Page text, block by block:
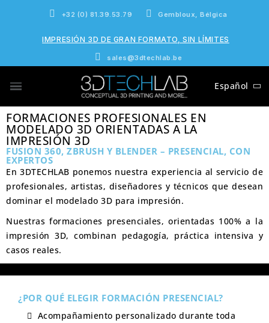
+32 (0) 81.39.53.79 Gembloux, Bélgica
IMPRESIÓN 3D DE GRAN FORMATO, SIN LÍMITES
sales@3dtechlab.be
Español
FORMACIONES PROFESIONALES EN
MODELADO 3D ORIENTADAS A LA
IMPRESIÓN 3D
FUSION 360, ZBRUSH Y BLENDER – PRESENCIAL, CON
EXPERTOS
En3DTECHLAB ponemos nuestra experiencia al servicio de
profesionales, artistas, diseñadores y técnicos que desean
dominar el modelado 3D para impresión.
Nuestras formaciones presenciales, orientadas 100% a la
impresión 3D, combinan pedagogía, práctica intensiva y
casos reales.
¿POR QUÉ ELEGIR FORMACIÓN PRESENCIAL?
Acompañamiento personalizado durante toda